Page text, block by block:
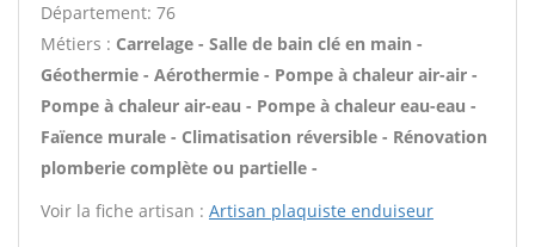
Département: 76
Métiers : Carrelage - Salle de bain clé en main -
Géothermie - Aérothermie - Pompe à chaleur air-air -
Pompe à chaleur air-eau - Pompe à chaleur eau-eau -
Faïence murale - Climatisation réversible - Rénovation
plomberie complète ou partielle -
Voir la fiche artisan : Artisan plaquiste enduiseur